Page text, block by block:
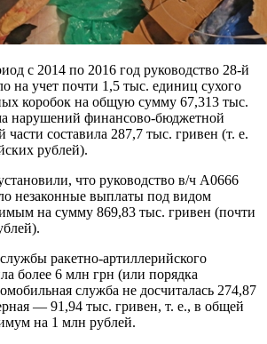
с 2014 по 2016 год руководство 28-й
на учет почти 1,5 тыс. единиц сухого
коробок на общую сумму 67,313 тыс.
нарушений финансово-бюджетной
части составила 287,7 тыс. гривен (т. е.
рублей).
что руководство в/ч А0666
незаконные выплаты под видом
на сумму 869,83 тыс. гривен (почти
ракетно-артиллерийского
более 6 млн грн (или порядка
служба не досчиталась 274,87
— 91,94 тыс. гривен, т. е., в общей
на 1 млн рублей.